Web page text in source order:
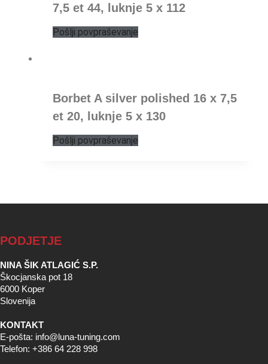
7,5 et 44, luknje 5 x 112
Pošlji povpraševanje
Borbet A silver polished 16 x 7,5
et 20, luknje 5 x 130
Pošlji povpraševanje
PODJETJE
NINA ŠIK ATLAGIĆ S.P.
Škocjanska pot 18
6000 Koper
Slovenija
KONTAKT
E-pošta: info@luna-tuning.com
Telefon: +386 64 228 998